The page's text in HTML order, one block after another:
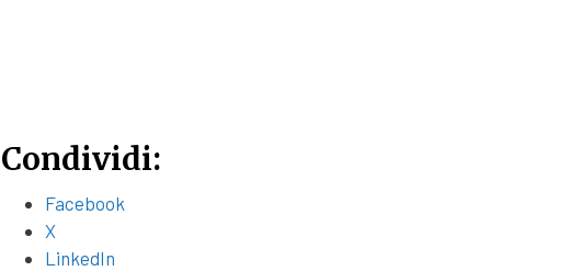
Condividi:
Facebook
X
LinkedIn